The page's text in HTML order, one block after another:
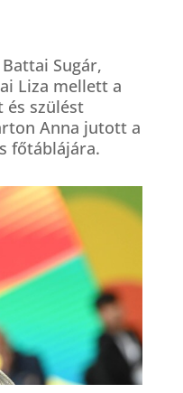
Sugár,
Liza mellett a
és szülést
Anna jutott a
főtáblájára.